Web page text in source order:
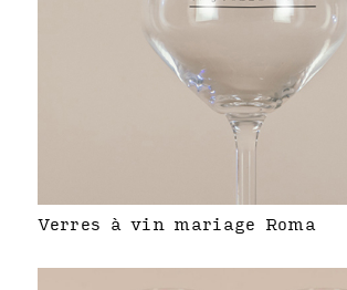
Verres à vin mariage Roma